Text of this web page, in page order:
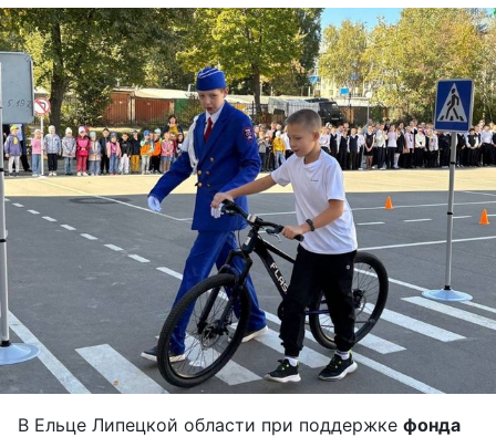
В Ельце Липецкой области при поддержке фонда